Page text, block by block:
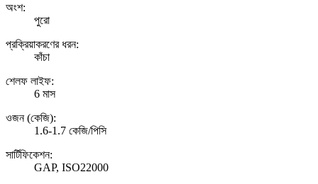
অংশ:
পুরো
প্রক্রিয়াকরণের ধরন:
কাঁচা
শেলফ লাইফ:
6 মাস
ওজন (কেজি):
1.6-1.7 কেজি/পিসি
সার্টিফিকেশন:
GAP, ISO22000